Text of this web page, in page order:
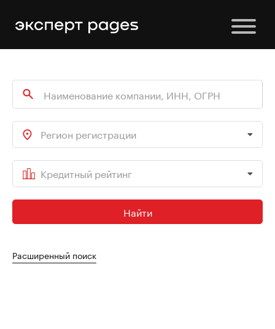
Регион регистрации
Кредитный рейтинг
Найти
Расширенный поиск